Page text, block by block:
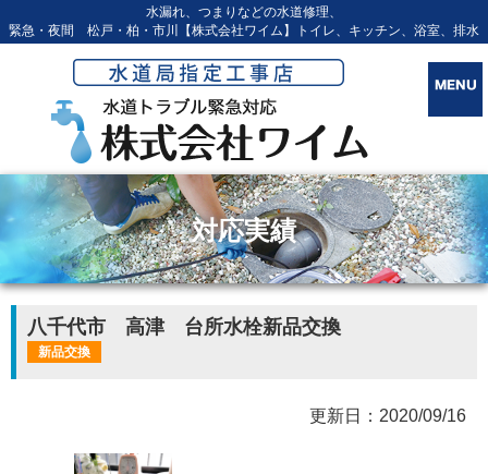
水漏れ、つまりなどの水道修理、
緊急・夜間 松戸・柏・市川【株式会社ワイム】トイレ、キッチン、浴室、排水
対応実績
八千代市 高津 台所水栓新品交換
新品交換
更新日：2020/09/16